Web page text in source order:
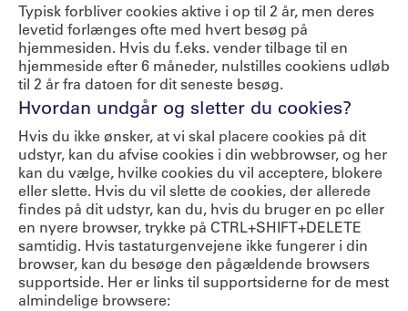
Typisk forbliver cookies aktive i op til 2 år, men deres
levetid forlænges ofte med hvert besøg på
hjemmesiden. Hvis du f.eks. vender tilbage til en
hjemmeside efter 6 måneder, nulstilles cookiens udløb
til 2 år fra datoen for dit seneste besøg.
Hvordan undgår og sletter du cookies?
Hvis du ikke ønsker, at vi skal placere cookies på dit
udstyr, kan du afvise cookies i din webbrowser, og her
kan du vælge, hvilke cookies du vil acceptere, blokere
eller slette. Hvis du vil slette de cookies, der allerede
findes på dit udstyr, kan du, hvis du bruger en pc eller
en nyere browser, trykke på CTRL+SHIFT+DELETE
samtidig. Hvis tastaturgenvejene ikke fungerer i din
browser, kan du besøge den pågældende browsers
supportside. Her er links til supportsiderne for de mest
almindelige browsere: